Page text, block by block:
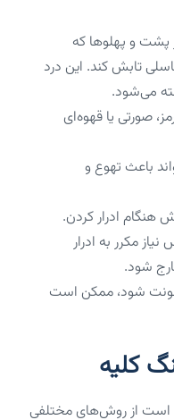
پشت و پهلوها که
تابش کند. این درد
می‌شود.
صورتی یا قهوه‌ای
باعث تهوع و
ادرار کردن.
مکرر به ادرار
شود.
شود، ممکن است
کلیه
از روش‌های مختلفی